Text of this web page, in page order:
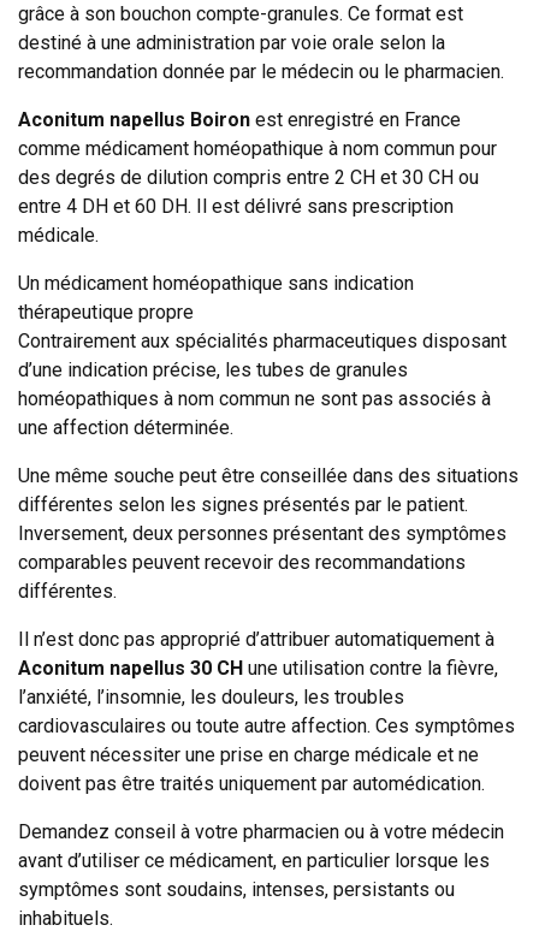
grâce à son bouchon compte-granules. Ce format est
destiné à une administration par voie orale selon la
recommandation donnée par le médecin ou le pharmacien.
Aconitum napellus Boiron est enregistré en France
comme médicament homéopathique à nom commun pour
des degrés de dilution compris entre 2 CH et 30 CH ou
entre 4 DH et 60 DH. Il est délivré sans prescription
médicale.
Un médicament homéopathique sans indication
thérapeutique propre
Contrairement aux spécialités pharmaceutiques disposant
d’une indication précise, les tubes de granules
homéopathiques à nom commun ne sont pas associés à
une affection déterminée.
Une même souche peut être conseillée dans des situations
différentes selon les signes présentés par le patient.
Inversement, deux personnes présentant des symptômes
comparables peuvent recevoir des recommandations
différentes.
Il n’est donc pas approprié d’attribuer automatiquement à
Aconitum napellus 30 CH une utilisation contre la fièvre,
l’anxiété, l’insomnie, les douleurs, les troubles
cardiovasculaires ou toute autre affection. Ces symptômes
peuvent nécessiter une prise en charge médicale et ne
doivent pas être traités uniquement par automédication.
Demandez conseil à votre pharmacien ou à votre médecin
avant d’utiliser ce médicament, en particulier lorsque les
symptômes sont soudains, intenses, persistants ou
inhabituels.